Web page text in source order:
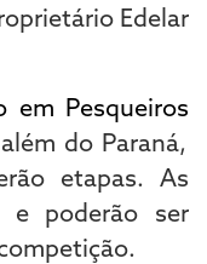
Edelar
em Pesqueiros
do Paraná,
etapas. As
e poderão ser